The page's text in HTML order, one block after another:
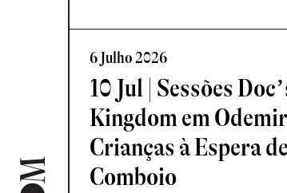
6 Julho 2026
10 Jul | Sessões
Kingdom em
Crianças à Espera
Comboio